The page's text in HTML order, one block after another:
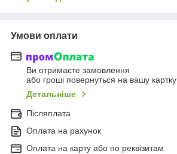
Умови оплати
Ви отримаєте замовлення
або гроші повернуться на вашу картку
Детальніше
Післяплата
Оплата на рахунок
Оплата на карту або по реквізитам